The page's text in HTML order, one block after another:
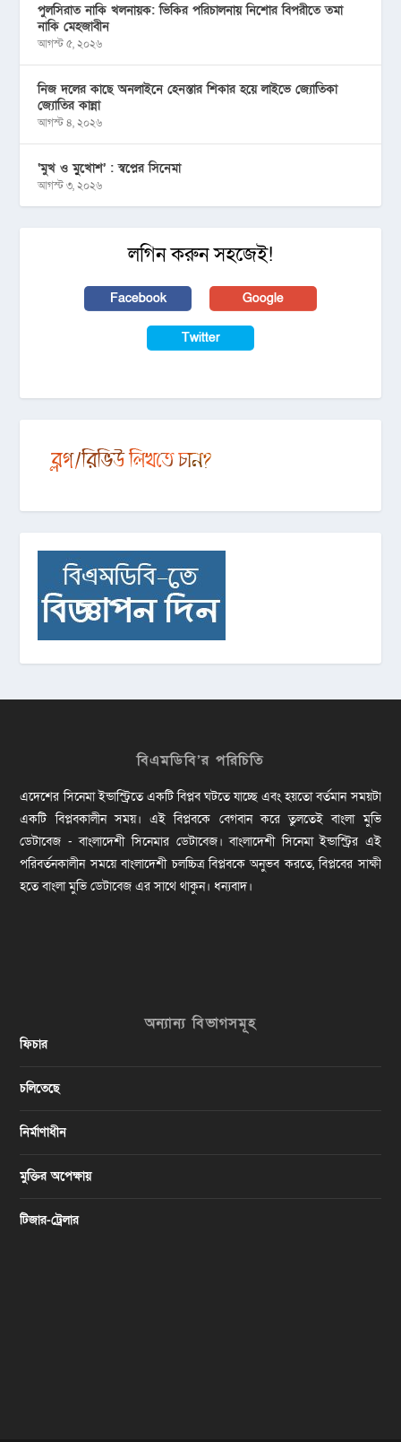
পুলসিরাত নাকি খলনায়ক: ভিকির পরিচালনায় নিশোর বিপরীতে তমা
নাকি মেহজাবীন
আগস্ট ৫, ২০২৬
নিজ দলের কাছে অনলাইনে হেনস্তার শিকার হয়ে লাইভে জ্যোতিকা
জ্যোতির কান্না
আগস্ট ৪, ২০২৬
‘মুখ ও মু্খোশ’ : স্বপ্নের সিনেমা
আগস্ট ৩, ২০২৬
লগিন করুন সহজেই!
Facebook Google
Twitter
বিএমডিবি’র পরিচিতি
এদেশের সিনেমা ইন্ডাস্ট্রিতে একটি বিপ্লব ঘটতে যাচ্ছে এবং হয়তো বর্তমান সময়টা
একটি বিপ্লবকালীন সময়। এই বিপ্লবকে বেগবান করে তুলতেই বাংলা মুভি
ডেটাবেজ - বাংলাদেশী সিনেমার ডেটাবেজ। বাংলাদেশী সিনেমা ইন্ডাস্ট্রির এই
পরিবর্তনকালীন সময়ে বাংলাদেশী চলচ্চিত্র বিপ্লবকে অনুভব করতে, বিপ্লবের সাক্ষী
হতে বাংলা মুভি ডেটাবেজ এর সাথে থাকুন। ধন্যবাদ।
অন্যান্য বিভাগসমূহ
ফিচার
চলিতেছে
নির্মাণাধীন
মুক্তির অপেক্ষায়
টিজার-ট্রেলার